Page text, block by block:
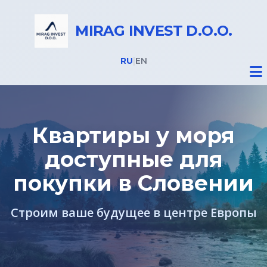
MIRAG INVEST D.O.O.
RU EN
Недвижимость
Все объекты
Дома на Бледе
Земельные участки под строительство
Квартиры у моря
доступные для
покупки в Словении
Строим ваше будущее в центре Европы